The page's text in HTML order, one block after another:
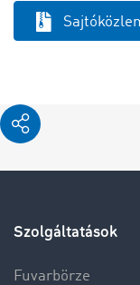
Szolgáltatások
Fuvarbörze